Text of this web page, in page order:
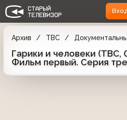
Архив ТВС
Гарики и человеки (ТВС,
Фильм первый. Серия